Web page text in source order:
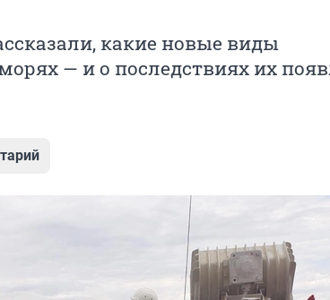
какие новые виды
— и о последствиях их